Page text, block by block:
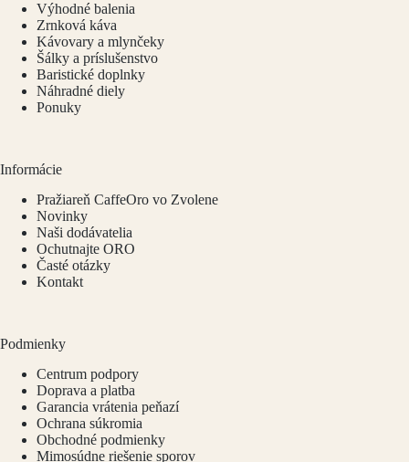
Výhodné balenia
Zrnková káva
Kávovary a mlynčeky
Šálky a príslušenstvo
Baristické doplnky
Náhradné diely
Ponuky
Informácie
Pražiareň CaffeOro vo Zvolene
Novinky
Naši dodávatelia
Ochutnajte ORO
Časté otázky
Kontakt
Podmienky
Centrum podpory
Doprava a platba
Garancia vrátenia peňazí
Ochrana súkromia
Obchodné podmienky
Mimosúdne riešenie sporov